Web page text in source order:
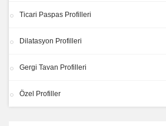
Ticari Paspas Profilleri
Dilatasyon Profilleri
Gergi Tavan Profilleri
Özel Profiller